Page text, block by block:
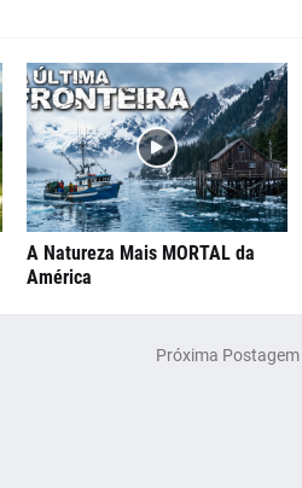
A Natureza Mais MORTAL da
América
Próxima Postagem